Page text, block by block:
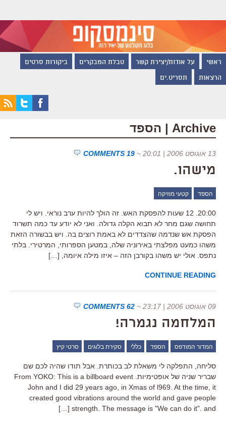
ראשי על אודות/יצירת קשר טבלת המבקרים ביקורות סרטים
הרצאות תסריט.ים
Archive | הספד
13 אוגוסט 2006 | 20:01 ~
19 COMMENTS
מישהו.
הספד קטעי מוזיקה
20:00. 12 שעות להפסקת האש. זה הולך להיות ערב נוראי. ויש לי
תחושה שגם מחר לא תבוא הקלה גדולה. ואני לא יודע עד כמה תשרוד
הפסקת אש שנדמה שהצדדים לא באמת רוצים בה. ויש בבשורה הזאת
משהו כמעט מפלצתי באירוניה שלה, במטען הספרותי, המרטירי. בלתי
נתפס. אולי יש משהו בקורבן הזה – איזו מילה איומה, […]
CONTINUE READING
09 אוגוסט 2006 | 23:17 ~
62 COMMENTS
המלחמה נגמרה!
המדור המודפס הספד כללי סקירת בלוגים סרטי קיץ
סליחה, התפלקה לי משאלת לב בכותרת. אבל תודו שהיה לכם שם
שבריר שניה של אופטימיות. From YOKO: This is a billboard event
John and I did 29 years ago, in Xmas of l969. At the time, it
created good vibrations around the world and gave people
strength. The message is "We can do it". and […]